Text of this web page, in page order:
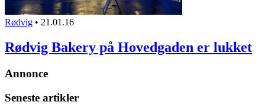
Rødvig • 21.01.16
Rødvig Bakery på Hovedgaden er lukket
Annonce
Seneste artikler